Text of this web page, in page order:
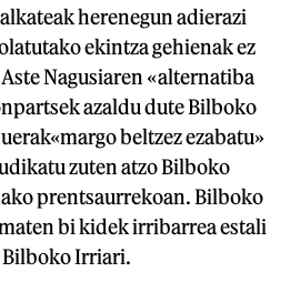
herenegun adierazi
ekintza gehienak ez
Nagusiaren «alternatiba
azaldu dute Bilboko
beltzez ezabatu»
zuten atzo Bilboko
prentsaurrekoan. Bilboko
bi kidek irribarrea estali
Bilboko Irriari.